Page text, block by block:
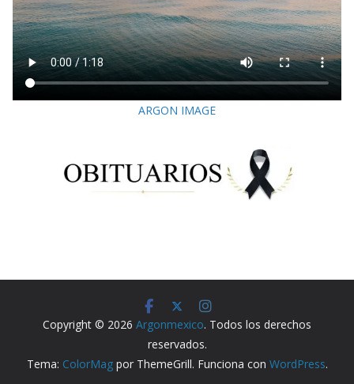
ARGON IMAGE
Copyright © 2026 Argonmexico. Todos los derechos
reservados.
Tema: ColorMagpor ThemeGrill. Funciona con WordPress.